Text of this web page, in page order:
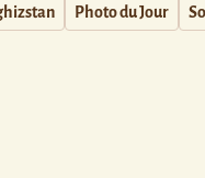
Photo du Jour